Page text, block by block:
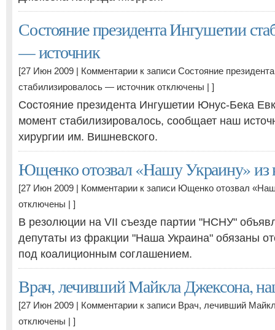
Состояние президента Ингушетии
— источник
[27 Июн 2009 | Комментарии к записи Состояние
стабилизировалось — источник отключены | ]
Состояние президента Ингушетии Юнус-Бека
момент стабилизировалось, сообщает наш
хирургии им. Вишневского.
Ющенко отозвал «Нашу Украину» из
[27 Июн 2009 | Комментарии к записи Ющенко отозвал
отключены | ]
В резолюции на VII съезде партии "НСНУ"
депутаты из фракции "Наша Украина" обязаны
под коалиционным соглашением.
Врач, лечивший Майкла Джексона,
[27 Июн 2009 | Комментарии к записи Врач, лечивший
отключены | ]